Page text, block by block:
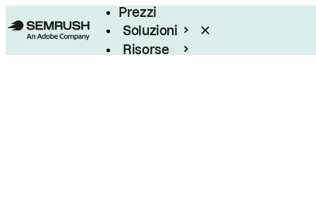
Prezzi
Soluzioni
Risorse